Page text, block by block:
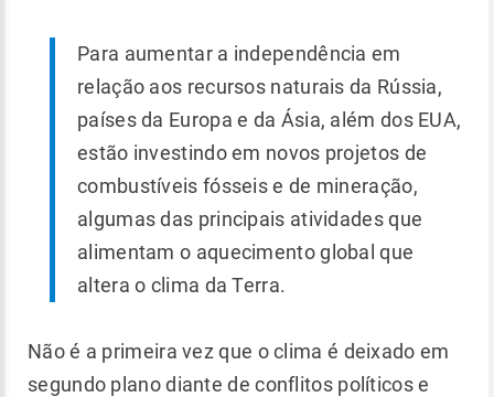
Para aumentar a independência em
relação aos recursos naturais da Rússia,
países da Europa e da Ásia, além dos EUA,
estão investindo em novos projetos de
combustíveis fósseis e de mineração,
algumas das principais atividades que
alimentam o aquecimento global que
altera o clima da Terra.
Não é a primeira vez que o clima é deixado em
segundo plano diante de conflitos políticos e